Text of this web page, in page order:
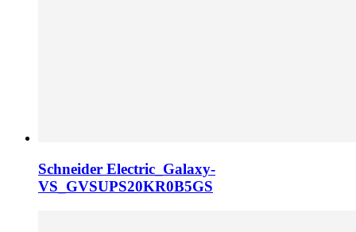
Schneider Electric_Galaxy-
VS_GVSUPS20KR0B5GS